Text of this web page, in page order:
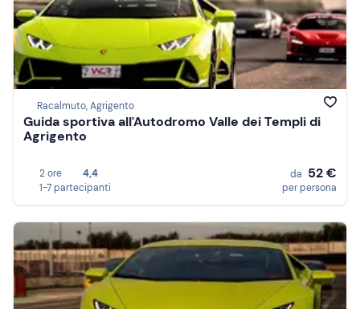
Racalmuto, Agrigento
Guida sportiva all'Autodromo Valle dei Templi di
Agrigento
2 ore
4,4
1-7 partecipanti
da 52 €
per persona